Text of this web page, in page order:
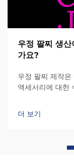
우정 팔찌 생
가요?
우정 팔찌 제작
액세서리에 대한
더 보기